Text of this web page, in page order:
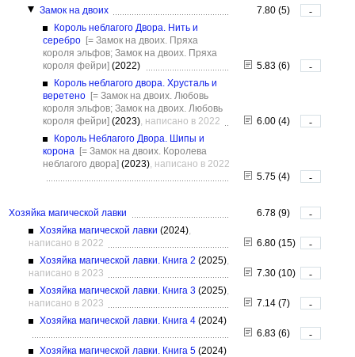
Замок на двоих
7.80 (5)
-
Король неблагого Двора. Нить и
серебро [= Замок на двоих. Пряха
короля эльфов; Замок на двоих. Пряха
короля фейри] (2022) 5.83 (6)
-
Король неблагого двора. Хрусталь и
веретено [= Замок на двоих. Любовь
короля эльфов; Замок на двоих. Любовь
короля фейри] (2023), написано в 2022 6.00 (4)
-
Король Неблагого Двора. Шипы и
корона [= Замок на двоих. Королева
неблагого двора] (2023), написано в 2022
5.75 (4)
-
Хозяйка магической лавки 6.78 (9)
-
Хозяйка магической лавки (2024),
написано в 2022
6.80 (15)
-
Хозяйка магической лавки. Книга 2 (2025),
написано в 2023
7.30 (10)
-
Хозяйка магической лавки. Книга 3 (2025),
написано в 2023
7.14 (7)
-
Хозяйка магической лавки. Книга 4 (2024)
6.83 (6)
-
Хозяйка магической лавки. Книга 5 (2024)